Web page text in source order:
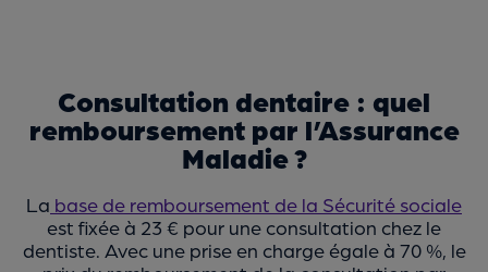
Consultation dentaire : quel
remboursement par l’Assurance
Maladie ?
La base de remboursement de la Sécurité sociale
est fixée à 23 € pour une consultation chez le
dentiste. Avec une prise en charge égale à 70 %, le